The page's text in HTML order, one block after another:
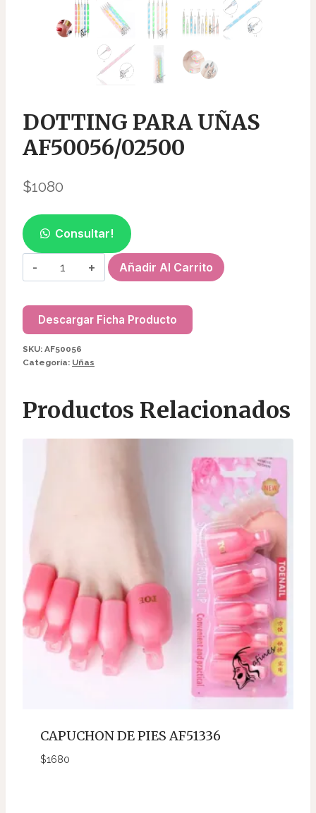
DOTTING PARA UÑAS
AF50056/02500
$1080
Consultar!
DOTTING
PARA
AF50056/02500
cantidad
Añadir Al Carrito
Descargar Ficha Producto
SKU: AF50056
Categoría: Uñas
Productos Relacionados
CAPUCHON DE PIES AF51336
$1680